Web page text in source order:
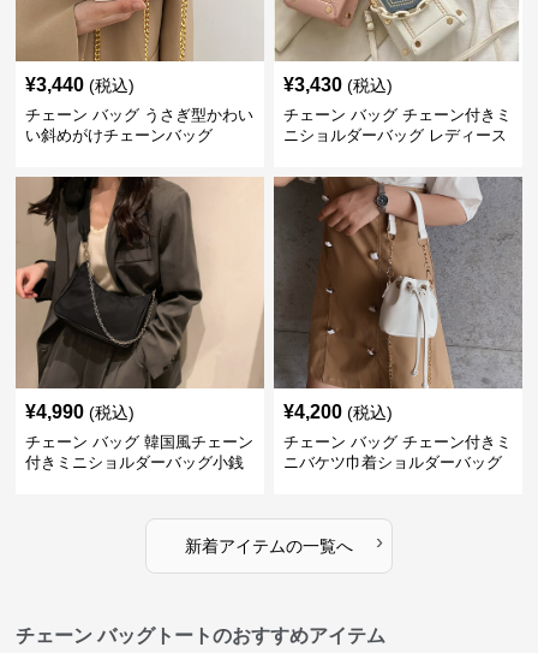
¥3,440 (税込)
チェーン バッグ うさぎ型かわい
い斜めがけチェーンバッグ
¥3,430 (税込)
チェーン バッグ チェーン付きミ
ニショルダーバッグ レディース
¥4,990 (税込)
チェーン バッグ 韓国風チェーン
付きミニショルダーバッグ小銭
¥4,200 (税込)
チェーン バッグ チェーン付きミ
ニバケツ巾着ショルダーバッグ
新着アイテムの一覧へ ›
チェーン バッグトートのおすすめアイテム